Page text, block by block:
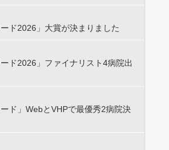
ード2026」大賞が決まりました
ード2026」ファイナリスト4病院出
ード」WebとVHPで最優秀2病院決